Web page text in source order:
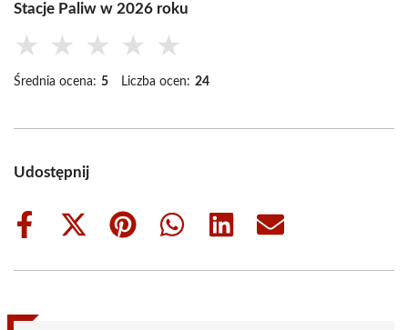
Stacje Paliw w 2026 roku
★ ★ ★ ★ ★
Średnia ocena: 5 Liczba ocen: 24
Udostępnij
Share
Share
(Twitter)
Share
Share
Share
Share